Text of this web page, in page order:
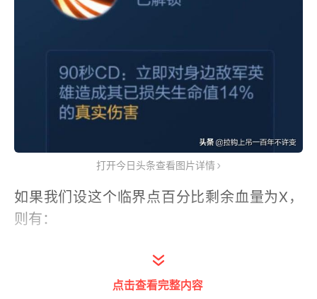
打开今日头条查看图片详情
如果我们设这个临界点百分比剩余血量为X，
则有：
点击查看完整内容